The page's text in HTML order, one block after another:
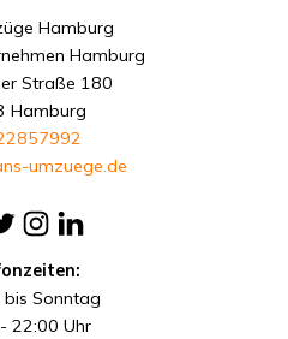
Hamburg
Hamburg
Straße 180
Hamburg
umzuege.de
Sonntag
22:00 Uhr